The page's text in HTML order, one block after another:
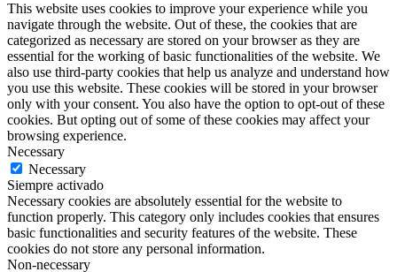
This website uses cookies to improve your experience while you
navigate through the website. Out of these, the cookies that are
categorized as necessary are stored on your browser as they are
essential for the working of basic functionalities of the website. We
also use third-party cookies that help us analyze and understand how
you use this website. These cookies will be stored in your browser
only with your consent. You also have the option to opt-out of these
cookies. But opting out of some of these cookies may affect your
browsing experience.
Necessary
Necessary
Siempre activado
Necessary cookies are absolutely essential for the website to
function properly. This category only includes cookies that ensures
basic functionalities and security features of the website. These
cookies do not store any personal information.
Non-necessary